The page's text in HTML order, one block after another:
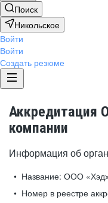
Поиск
Никольское
Войти
Войти
Создать резюме
Аккредитация
компании
Информация об
Название: ООО
Номер в реестре